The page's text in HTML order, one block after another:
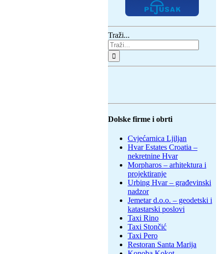
Traži...
Dolske firme i obrti
Cvjećarnica Ljiljan
Hvar Estates Croatia –
nekretnine Hvar
Morpharos – arhitektura i
projektiranje
Urbing Hvar – građevinski
nadzor
Jemetar d.o.o. – geodetski i
katastarski poslovi
Taxi Rino
Taxi Stončić
Taxi Pero
Restoran Santa Marija